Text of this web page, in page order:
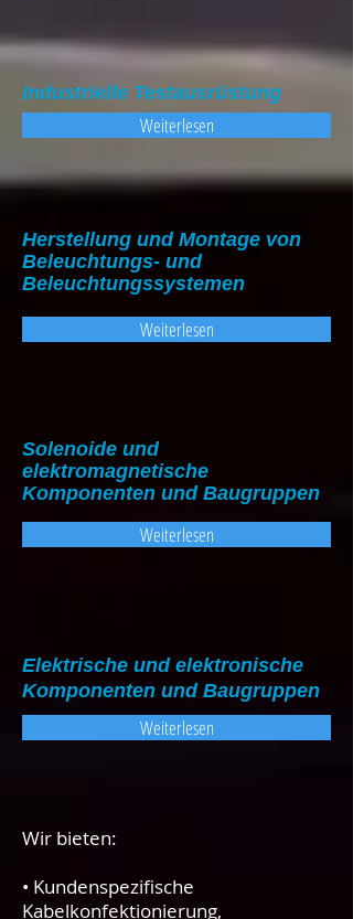
Industrielle Testausrüstung
Weiterlesen
Herstellung und Montage von
Beleuchtungs- und
Beleuchtungssystemen
Weiterlesen
Solenoide und
elektromagnetische
Komponenten und Baugruppen
Weiterlesen
Elektrische und elektronische
Komponenten und Baugruppen
Weiterlesen
Wir bieten:
• Kundenspezifische
Kabelkonfektionierung,